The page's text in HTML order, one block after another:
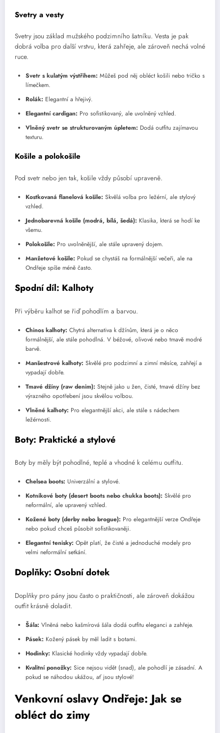
Svetry a vesty
Svetry jsou základ mužského podzimního šatníku. Vesta je pak
dobrá volba pro další vrstvu, která zahřeje, ale zároveň nechá volné
ruce.
Svetr s kulatým výstřihem: Můžeš pod něj obléct košili nebo tričko s
límečkem.
Rolák: Elegantní a hřejivý.
Elegantní cardigan: Pro sofistikovaný, ale uvolněný vzhled.
Vlněný svetr se strukturovaným úpletem: Dodá outfitu zajímavou
texturu.
Košile a polokošile
Pod svetr nebo jen tak, košile vždy působí upraveně.
Kostkovaná flanelová košile: Skvělá volba pro ležérní, ale stylový
vzhled.
Jednobarevná košile (modrá, bílá, šedá): Klasika, která se hodí ke
všemu.
Polokošile: Pro uvolněnější, ale stále upravený dojem.
Manžetové košile: Pokud se chystáš na formálnější večeři, ale na
Ondřeje spíše méně často.
Spodní díl: Kalhoty
Při výběru kalhot se řiď pohodlím a barvou.
Chinos kalhoty: Chytrá alternativa k džínům, která je o něco
formálnější, ale stále pohodlná. V béžové, olivové nebo tmavě modré
barvě.
Manšestrové kalhoty: Skvělé pro podzimní a zimní měsíce, zahřejí a
vypadají dobře.
Tmavé džíny (raw denim): Stejně jako u žen, čisté, tmavé džíny bez
výrazného opotřebení jsou skvělou volbou.
Vlněné kalhoty: Pro elegantnější akci, ale stále s nádechem
ležérnosti.
Boty: Praktické a stylové
Boty by měly být pohodlné, teplé a vhodné k celému outfitu.
Chelsea boots: Univerzální a stylové.
Kotníkové boty (desert boots nebo chukka boots): Skvělé pro
neformální, ale upravený vzhled.
Kožené boty (derby nebo brogue): Pro elegantnější verze Ondřeje
nebo pokud chceš působit sofistikovaněji.
Elegantní tenisky: Opět platí, že čisté a jednoduché modely pro
velmi neformální setkání.
Doplňky: Osobní dotek
Doplňky pro pány jsou často o praktičnosti, ale zároveň dokážou
outfit krásně doladit.
Šála: Vlněná nebo kašmírová šála dodá outfitu eleganci a zahřeje.
Pásek: Kožený pásek by měl ladit s botami.
Hodinky: Klasické hodinky vždy vypadají dobře.
Kvalitní ponožky: Sice nejsou vidět (snad), ale pohodlí je zásadní. A
pokud se náhodou ukážou, ať jsou stylové!
Venkovní oslavy Ondřeje: Jak se
obléct do zimy